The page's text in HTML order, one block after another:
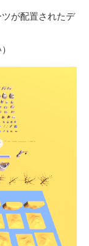
が配置されたデ